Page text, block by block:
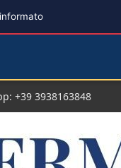
+39 3938163848